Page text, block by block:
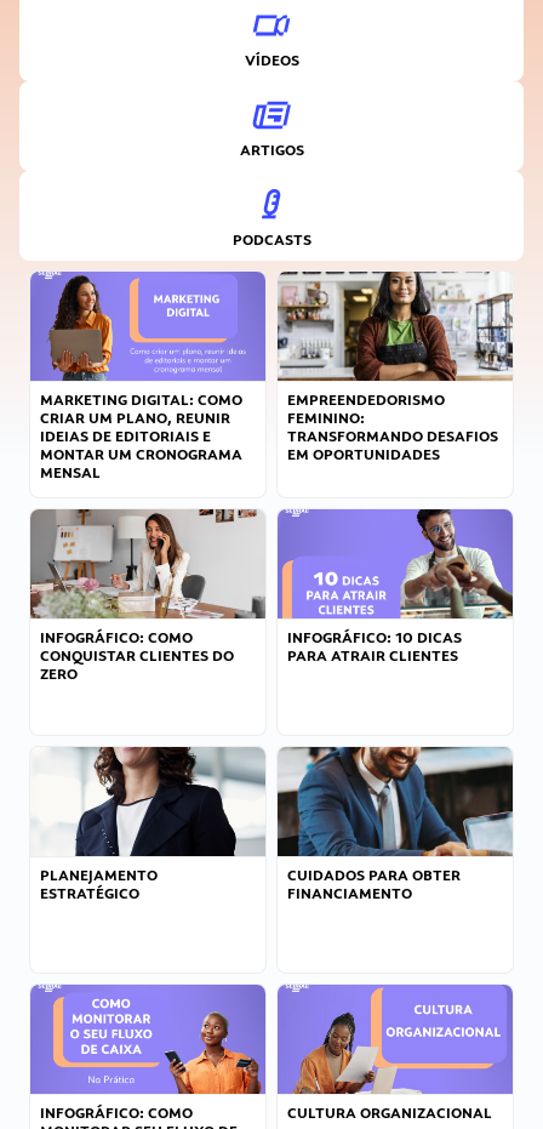
VÍDEOS
ARTIGOS
PODCASTS
MARKETING DIGITAL: COMO
CRIAR UM PLANO, REUNIR
IDEIAS DE EDITORIAIS E
MONTAR UM CRONOGRAMA
MENSAL
EMPREENDEDORISMO
FEMININO:
TRANSFORMANDO DESAFIOS
EM OPORTUNIDADES
INFOGRÁFICO: COMO
CONQUISTAR CLIENTES DO
ZERO
INFOGRÁFICO: 10 DICAS
PARA ATRAIR CLIENTES
PLANEJAMENTO
ESTRATÉGICO
CUIDADOS PARA OBTER
FINANCIAMENTO
INFOGRÁFICO: COMO
CULTURA ORGANIZACIONAL